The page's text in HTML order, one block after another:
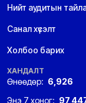
Нийт аудитын
Санал хүсэлт
Холбоо барих
ХАНДАЛТ
Өнөөдөр: 6,926
Энэ 7 хоног: